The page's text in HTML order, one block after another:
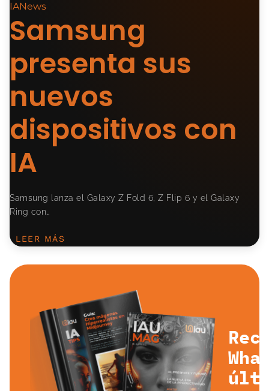
IANews
Samsung
presenta sus
nuevos
dispositivos con
IA
Samsung lanza el Galaxy Z Fold 6, Z Flip 6 y el Galaxy
Ring con…
LEER MÁS